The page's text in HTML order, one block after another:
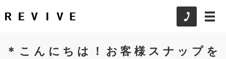
＊こんにちは！お客様スナップを